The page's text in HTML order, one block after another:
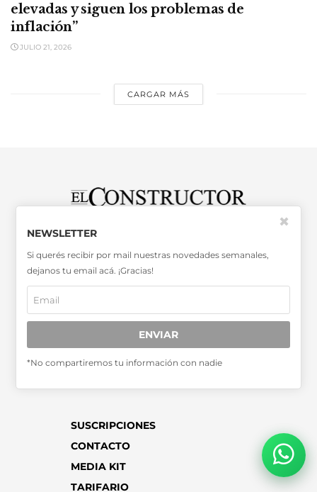
elevadas y siguen los problemas de
inflación”
JULIO 21, 2026
CARGAR MÁS
SABER MÁS >>
OTRAS PUBLICACIONES >>
Entidades Periodísticas Argentinas
SUSCRIPCIONES
CONTACTO
MEDIA KIT
TARIFARIO
NEWSLETTER
Si querés recibir por mail nuestras novedades semanales,
dejanos tu email acá. ¡Gracias!
ENVIAR
*No compartiremos tu información con nadie
✖